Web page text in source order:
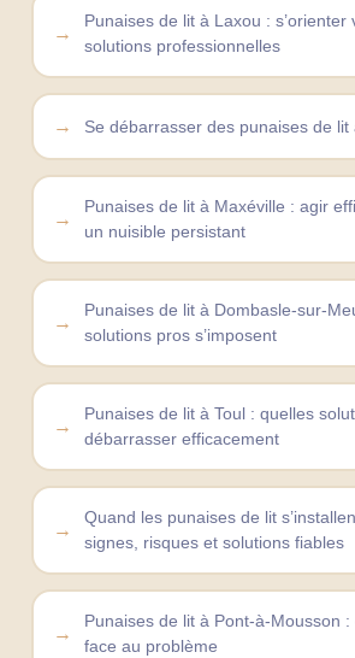
Punaises de lit à Laxou : s’orienter
solutions professionnelles
Se débarrasser des punaises de lit
Punaises de lit à Maxéville : agir
un nuisible persistant
Punaises de lit à Dombasle-sur-
solutions pros s’imposent
Punaises de lit à Toul : quelles
débarrasser efficacement
Quand les punaises de lit
signes, risques et solutions fiables
Punaises de lit à Pont-à-Mousson
face au problème